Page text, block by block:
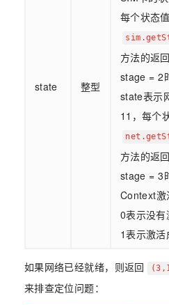
state 整型
每个状态
方法的返
stage = 2
state表示
11，每个
方法的返
stage = 3
Context激
0表示没有
1表示激活
如果网络已经就绪，则返回
来排查定位问题：